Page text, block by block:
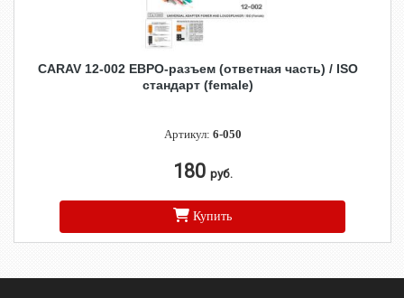
CARAV 12-002 ЕВРО-разъем (ответная часть) / ISO
стандарт (female)
Артикул: 6-050
180 руб.
Купить